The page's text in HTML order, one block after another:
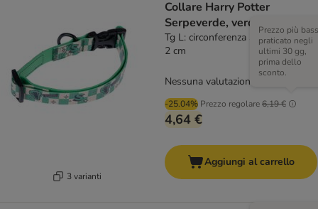
3 varianti
Collare Harry Potter
Serpeverde, verde
Tg L: circonferenza 35 - 56 cm x H
2 cm
-25.04% Prezzo regolare6,19 €
Prezzo più
praticato negli
ultimi 30 gg,
prima dello
sconto.
4,64 €
Nessuna valutazione
Aggiungi al carrello